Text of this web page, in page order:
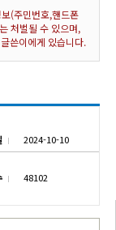
(주민번호,핸드폰
처벌될 수 있으며,
쓴이에게 있습니다.
2024-10-10
48102